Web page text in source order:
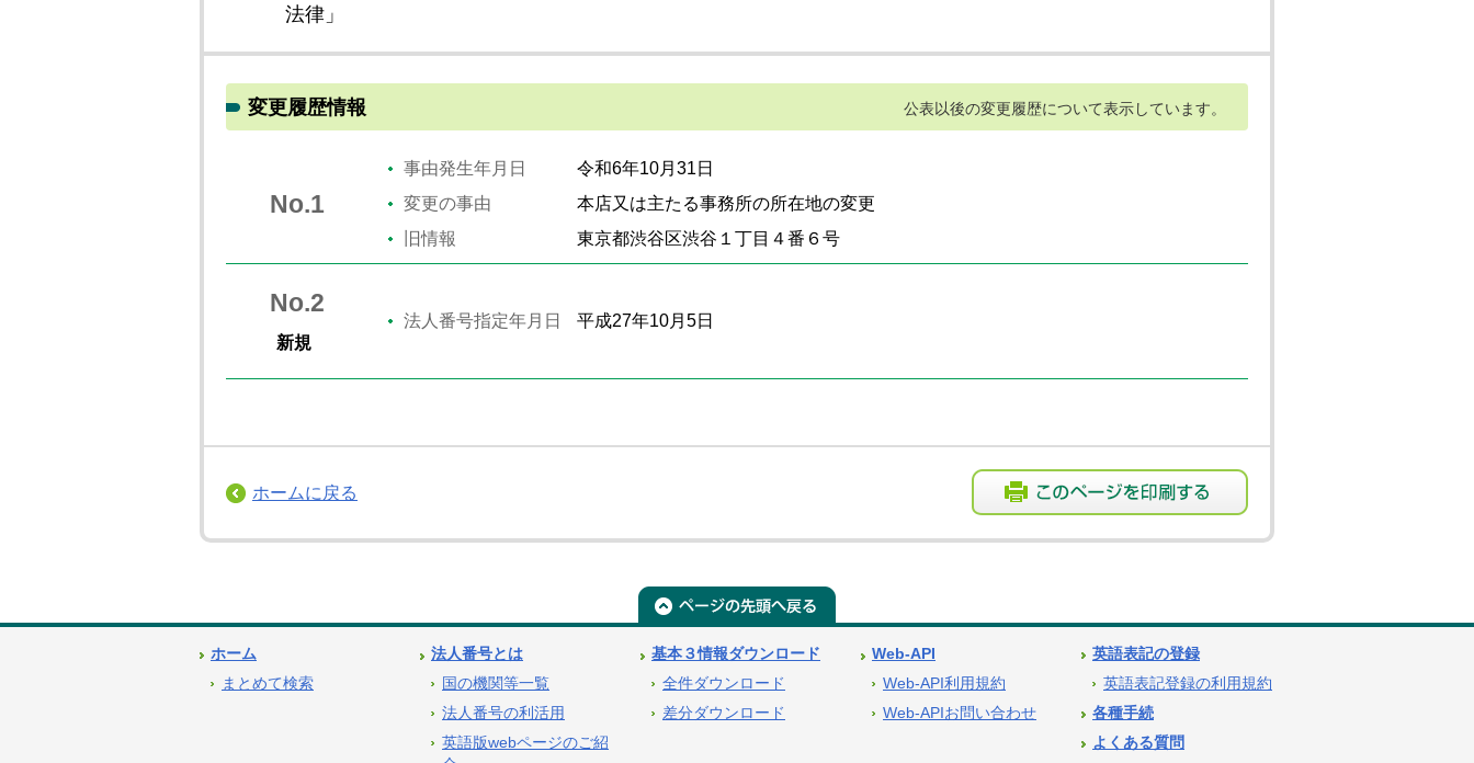
法律」
変更履歴情報 公表以後の変更履歴について表示しています。
No.1
事由発生年月日
令和6年10月31日
変更の事由
本店又は主たる事務所の所在地の変更
旧情報
東京都渋谷区渋谷１丁目４番６号
No.2
新規
法人番号指定年月日 平成27年10月5日
ホームに戻る
ホーム
まとめて検索
法人番号とは
国の機関等一覧
法人番号の利活用
英語版webページのご紹
基本３情報ダウンロード
全件ダウンロード
差分ダウンロード
Web-API
Web-API利用規約
Web-APIお問い合わせ
英語表記の登録
英語表記登録の利用規約
各種手続
よくある質問